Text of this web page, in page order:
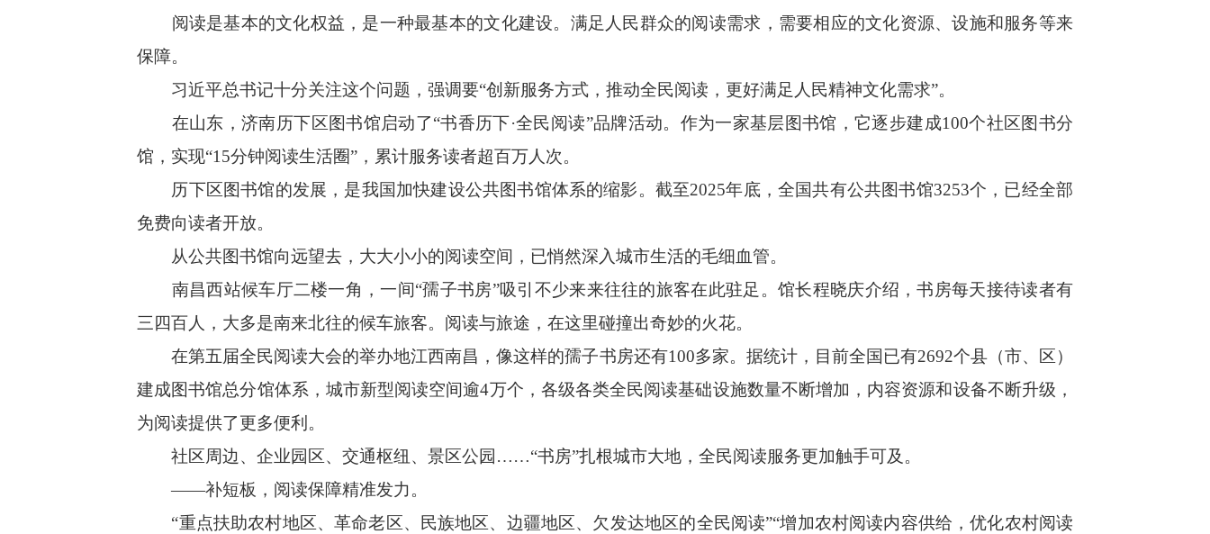
阅读是基本的文化权益，是一种最基本的文化建设。满足人民群众的阅读需求，需要相应的文化资源、设施和服务等来
保障。
习近平总书记十分关注这个问题，强调要“创新服务方式，推动全民阅读，更好满足人民精神文化需求”。
在山东，济南历下区图书馆启动了“书香历下·全民阅读”品牌活动。作为一家基层图书馆，它逐步建成100个社区图书分
馆，实现“15分钟阅读生活圈”，累计服务读者超百万人次。
历下区图书馆的发展，是我国加快建设公共图书馆体系的缩影。截至2025年底，全国共有公共图书馆3253个，已经全部
免费向读者开放。
从公共图书馆向远望去，大大小小的阅读空间，已悄然深入城市生活的毛细血管。
南昌西站候车厅二楼一角，一间“孺子书房”吸引不少来来往往的旅客在此驻足。馆长程晓庆介绍，书房每天接待读者有
三四百人，大多是南来北往的候车旅客。阅读与旅途，在这里碰撞出奇妙的火花。
在第五届全民阅读大会的举办地江西南昌，像这样的孺子书房还有100多家。据统计，目前全国已有2692个县（市、区）
建成图书馆总分馆体系，城市新型阅读空间逾4万个，各级各类全民阅读基础设施数量不断增加，内容资源和设备不断升级，
为阅读提供了更多便利。
社区周边、企业园区、交通枢纽、景区公园……“书房”扎根城市大地，全民阅读服务更加触手可及。
——补短板，阅读保障精准发力。
“重点扶助农村地区、革命老区、民族地区、边疆地区、欠发达地区的全民阅读”“增加农村阅读内容供给，优化农村阅读